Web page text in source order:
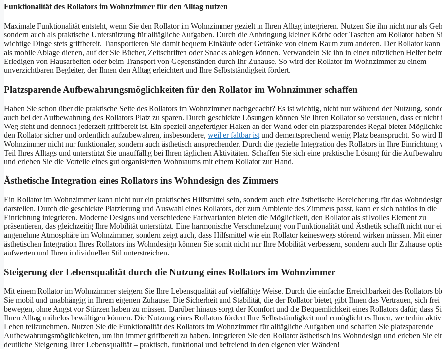
Funktionalität des Rollators im Wohnzimmer für den Alltag nutzen
Maximale Funktionalität entsteht, wenn Sie den Rollator im Wohnzimmer gezielt in Ihren Alltag integrieren. Nutzen Sie ihn nicht nur als
sondern auch als praktische Unterstützung für alltägliche Aufgaben. Durch die Anbringung kleiner Körbe oder Taschen am Rollator haben
wichtige Dinge stets griffbereit. Transportieren Sie damit bequem Einkäufe oder Getränke von einem Raum zum anderen. Der Rollator kann
als mobile Ablage dienen, auf der Sie Bücher, Zeitschriften oder Snacks ablegen können. Verwandeln Sie ihn in einen nützlichen Helfer
Erledigen von Hausarbeiten oder beim Transport von Gegenständen durch Ihr Zuhause. So wird der Rollator im Wohnzimmer zu einem
unverzichtbaren Begleiter, der Ihnen den Alltag erleichtert und Ihre Selbstständigkeit fördert.
Platzsparende Aufbewahrungsmöglichkeiten für den Rollator im Wohnzimmer schaffen
Haben Sie schon über die praktische Seite des Rollators im Wohnzimmer nachgedacht? Es ist wichtig, nicht nur während der Nutzung,
auch bei der Aufbewahrung des Rollators Platz zu sparen. Durch geschickte Lösungen können Sie Ihren Rollator so verstauen, dass er nicht
Weg steht und dennoch jederzeit griffbereit ist. Ein speziell angefertigter Haken an der Wand oder ein platzsparendes Regal bieten
den Rollator sicher und ordentlich aufzubewahren, insbesondere, weil er faltbar ist und dementsprechend wenig Platz beansprucht. So wird
Wohnzimmer nicht nur funktionaler, sondern auch ästhetisch ansprechender. Durch die gezielte Integration des Rollators in Ihre Einrichtung
Teil Ihres Alltags und unterstützt Sie unauffällig bei Ihren täglichen Aktivitäten. Schaffen Sie sich eine praktische Lösung für die
und erleben Sie die Vorteile eines gut organisierten Wohnraums mit einem Rollator zur Hand.
Ästhetische Integration eines Rollators ins Wohndesign des Zimmers
Ein Rollator im Wohnzimmer kann nicht nur ein praktisches Hilfsmittel sein, sondern auch eine ästhetische Bereicherung für das
darstellen. Durch die geschickte Platzierung und Auswahl eines Rollators, der zum Ambiente des Zimmers passt, kann er sich nahtlos in die
Einrichtung integrieren. Moderne Designs und verschiedene Farbvarianten bieten die Möglichkeit, den Rollator als stilvolles Element zu
präsentieren, das gleichzeitig Ihre Mobilität unterstützt. Eine harmonische Verschmelzung von Funktionalität und Ästhetik schafft nicht nur
angenehme Atmosphäre im Wohnzimmer, sondern zeigt auch, dass Hilfsmittel wie ein Rollator keineswegs störend wirken müssen. Mit einer
ästhetischen Integration Ihres Rollators ins Wohndesign können Sie somit nicht nur Ihre Mobilität verbessern, sondern auch Ihr Zuhause
aufwerten und Ihren individuellen Stil unterstreichen.
Steigerung der Lebensqualität durch die Nutzung eines Rollators im Wohnzimmer
Mit einem Rollator im Wohnzimmer steigern Sie Ihre Lebensqualität auf vielfältige Weise. Durch die einfache Erreichbarkeit des Rollators
Sie mobil und unabhängig in Ihrem eigenen Zuhause. Die Sicherheit und Stabilität, die der Rollator bietet, gibt Ihnen das Vertrauen, sich frei
bewegen, ohne Angst vor Stürzen haben zu müssen. Darüber hinaus sorgt der Komfort und die Bequemlichkeit eines Rollators dafür, dass
Ihren Alltag mühelos bewältigen können. Die Nutzung eines Rollators fördert Ihre Selbstständigkeit und ermöglicht es Ihnen, weiterhin
Leben teilzunehmen. Nutzen Sie die Funktionalität des Rollators im Wohnzimmer für alltägliche Aufgaben und schaffen Sie platzsparende
Aufbewahrungsmöglichkeiten, um ihn immer griffbereit zu haben. Integrieren Sie den Rollator ästhetisch ins Wohndesign und erleben Sie
deutliche Steigerung Ihrer Lebensqualität – praktisch, funktional und befreiend in den eigenen vier Wänden!